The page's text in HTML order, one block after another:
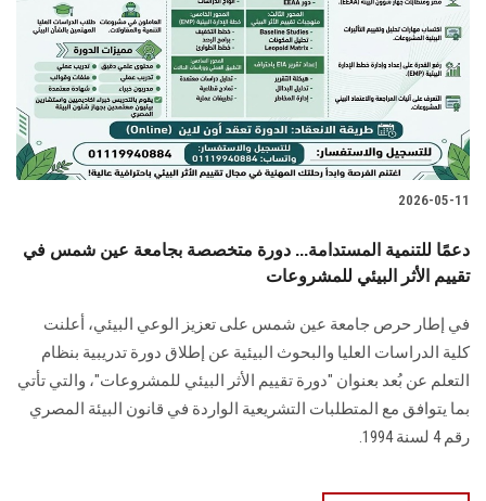
2026-05-11
دعمًا للتنمية المستدامة... دورة متخصصة بجامعة عين شمس في
تقييم الأثر البيئي للمشروعات
في إطار حرص جامعة عين شمس على تعزيز الوعي البيئي، أعلنت
كلية الدراسات العليا والبحوث البيئية عن إطلاق دورة تدريبية بنظام
التعلم عن بُعد بعنوان "دورة تقييم الأثر البيئي للمشروعات"، والتي تأتي
بما يتوافق مع المتطلبات التشريعية الواردة في قانون البيئة المصري
رقم 4 لسنة 1994.